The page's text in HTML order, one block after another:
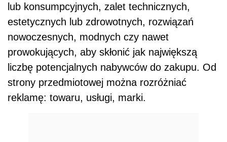
lub konsumpcyjnych, zalet technicznych,
estetycznych lub zdrowotnych, rozwiązań
nowoczesnych, modnych czy nawet
prowokujących, aby skłonić jak największą
liczbę potencjalnych nabywców do zakupu. Od
strony przedmiotowej można rozróżniać
reklamę: towaru, usługi, marki.